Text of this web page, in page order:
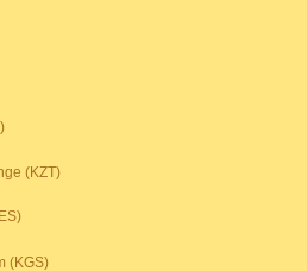
(KZT)
(KGS)